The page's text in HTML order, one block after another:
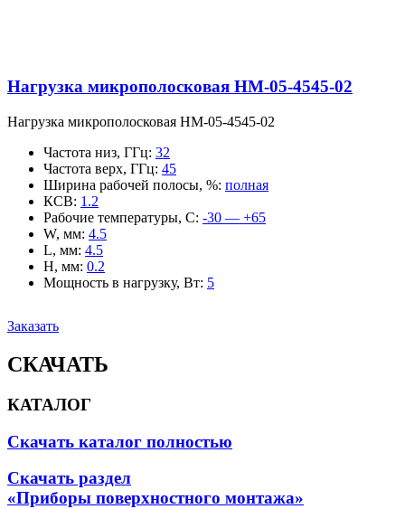
Нагрузка микрополосковая НМ-05-4545-02
Нагрузка микрополосковая НМ-05-4545-02
Частота низ, ГГц: 32
Частота верх, ГГц: 45
Ширина рабочей полосы, %: полная
КСВ: 1.2
Рабочие температуры, С: -30 — +65
W, мм: 4.5
L, мм: 4.5
H, мм: 0.2
Мощность в нагрузку, Вт: 5
Заказать
СКАЧАТЬ
КАТАЛОГ
Скачать каталог полностью
Скачать раздел
«Приборы поверхностного монтажа»